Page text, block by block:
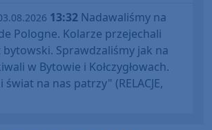
13:32 Nadawaliśmy na
Pologne. Kolarze przejechali
Sprawdzaliśmy jak na
w Bytowie i Kołczygłowach.
świat na nas patrzy" (RELACJE,